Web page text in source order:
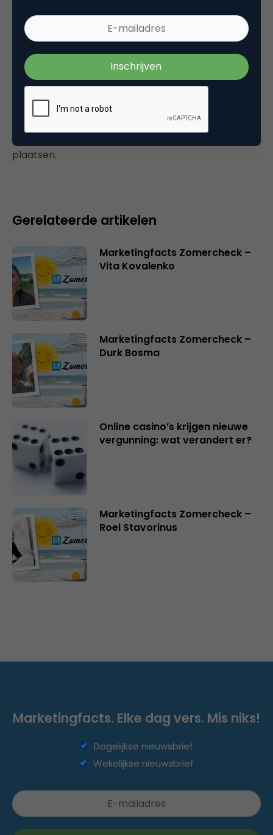
Die zijn er met 4 man sterk.
18 februari 2009 om 12:41
Plaats reactie
plaatsen.
Gerelateerde artikelen
Marketingfacts Zomercheck –
Vita Kovalenko
Marketingfacts Zomercheck –
Durk Bosma
Online casino’s krijgen nieuwe
vergunning: wat verandert er?
Marketingfacts Zomercheck –
Roel Stavorinus
Marketingfacts. Elke dag vers. Mis niks!
Dagelijkse nieuwsbrief
Wekelijkse nieuwsbrief